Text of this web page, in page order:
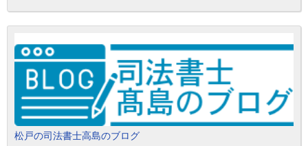
松戸の司法書士高島のブログ